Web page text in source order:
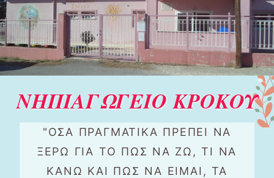
ΝΗΠΙΑΓΩΓΕΙΟ ΚΡΟΚΟΥ
"ΌΣΑ ΠΡΑΓΜΑΤΙΚΆ ΠΡΈΠΕΙ ΝΑ
ΞΈΡΩ ΓΙΑ ΤΟ ΠΏΣ ΝΑ ΖΩ, ΤΙ ΝΑ
ΚΆΝΩ ΚΑΙ ΠΏΣ ΝΑ ΕΊΜΑΙ, ΤΑ